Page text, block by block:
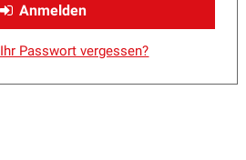
Anmelden
Passwort vergessen?